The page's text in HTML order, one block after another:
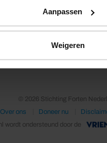
Aanpassen
Weigeren
© 2026 Stichting Forten
Over ons
Doneer nu
wordt ondersteund door de